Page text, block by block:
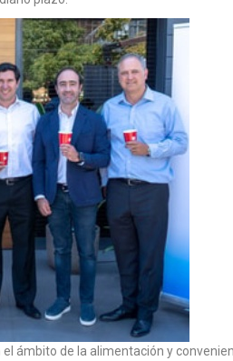
ámbito de la alimentación y